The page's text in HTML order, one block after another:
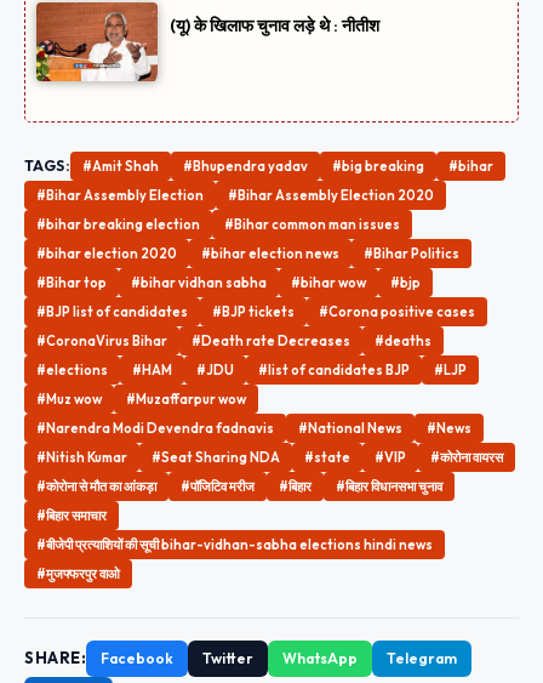
(यू) के खिलाफ चुनाव लड़े थे : नीतीश
TAGS: #Amit Shah #Bhupendra yadav #big breaking
#bihar
#Bihar Assembly Election
#Bihar Assembly Election 2020
#bihar breaking election
#Bihar common man issues
#bihar election 2020
#bihar election news
#Bihar Politics
#Bihar top
#bihar vidhan sabha #bihar wow
#bjp
#BJP list of candidates
#BJP tickets
#Corona positive cases
#CoronaVirus Bihar
#Death rate Decreases
#deaths
#elections
#HAM #JDU #list of candidates BJP
#LJP
#Muz wow
#Muzaffarpur wow
#Narendra Modi Devendra fadnavis
#National News
#News
#Nitish Kumar
#Seat Sharing NDA #state #VIP
#कोरोना वायरस
#कोरोना से मौत का आंकड़ा
#पॉजिटिव मरीज #बिहार
#बिहार विधानसभा चुनाव
#बिहार समाचार
#बीजेपी प्रत्‍याशियों की सूची bihar-vidhan-sabha elections hindi news
#मुजफ्फरपुर वाओ
SHARE: Facebook Twitter WhatsApp
Telegram